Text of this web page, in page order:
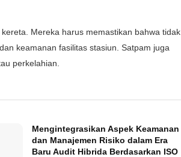
Mereka harus memastikan bahwa tidak
keamanan fasilitas stasiun. Satpam juga
perkelahian.
Mengintegrasikan Aspek Keamanan
dan Manajemen Risiko dalam Era
Baru Audit Hibrida Berdasarkan ISO